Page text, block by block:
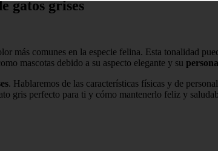
gatos grises
más comunes en la especie felina. Esta tonalidad
mascotas debido a su aspecto elegante y su
. Hablaremos de las características físicas y de
gris perfecto para ti y cómo mantenerlo feliz y